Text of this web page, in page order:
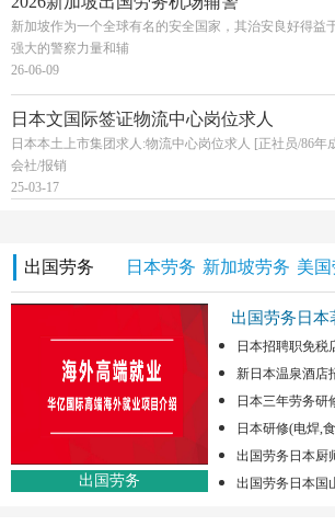
新加坡作为一个全球有名的安全国家，其治安良好得益
强大的警察力量和辅
26-06-09
日本文国际签证物流中心岗位求人
日本本土上市集团求人:物流中心岗位求人 [正社员/86年
会社/报销
25-03-17
出国劳务 日本劳务 新加坡劳务 美
出国劳务
出国劳务日本
日本招聘职免税
新日本温泉酒店
日本三年劳务研
日本研修(电焊,
出国劳务日本厨
出国劳务日本国